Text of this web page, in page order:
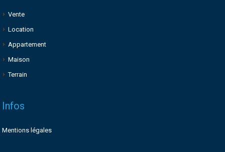
Vente
Location
Appartement
Maison
Terrain
Infos
Mentions légales